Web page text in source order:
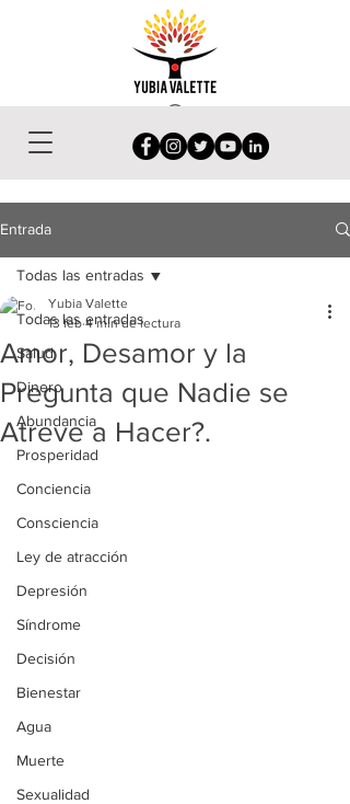
Entrada
Todas las entradas
Salud
Dinero
Abundancia
Prosperidad
Conciencia
Consciencia
Ley de atracción
Depresión
Síndrome
Decisión
Bienestar
Agua
Muerte
Sexualidad
Todas las entradas
Amor, Desamor y la
Pregunta que Nadie se
Atreve a Hacer?.
Yubia Valette
13 feb 4 min de lectura